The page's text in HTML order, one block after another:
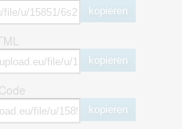
kopieren
kopieren
kopieren